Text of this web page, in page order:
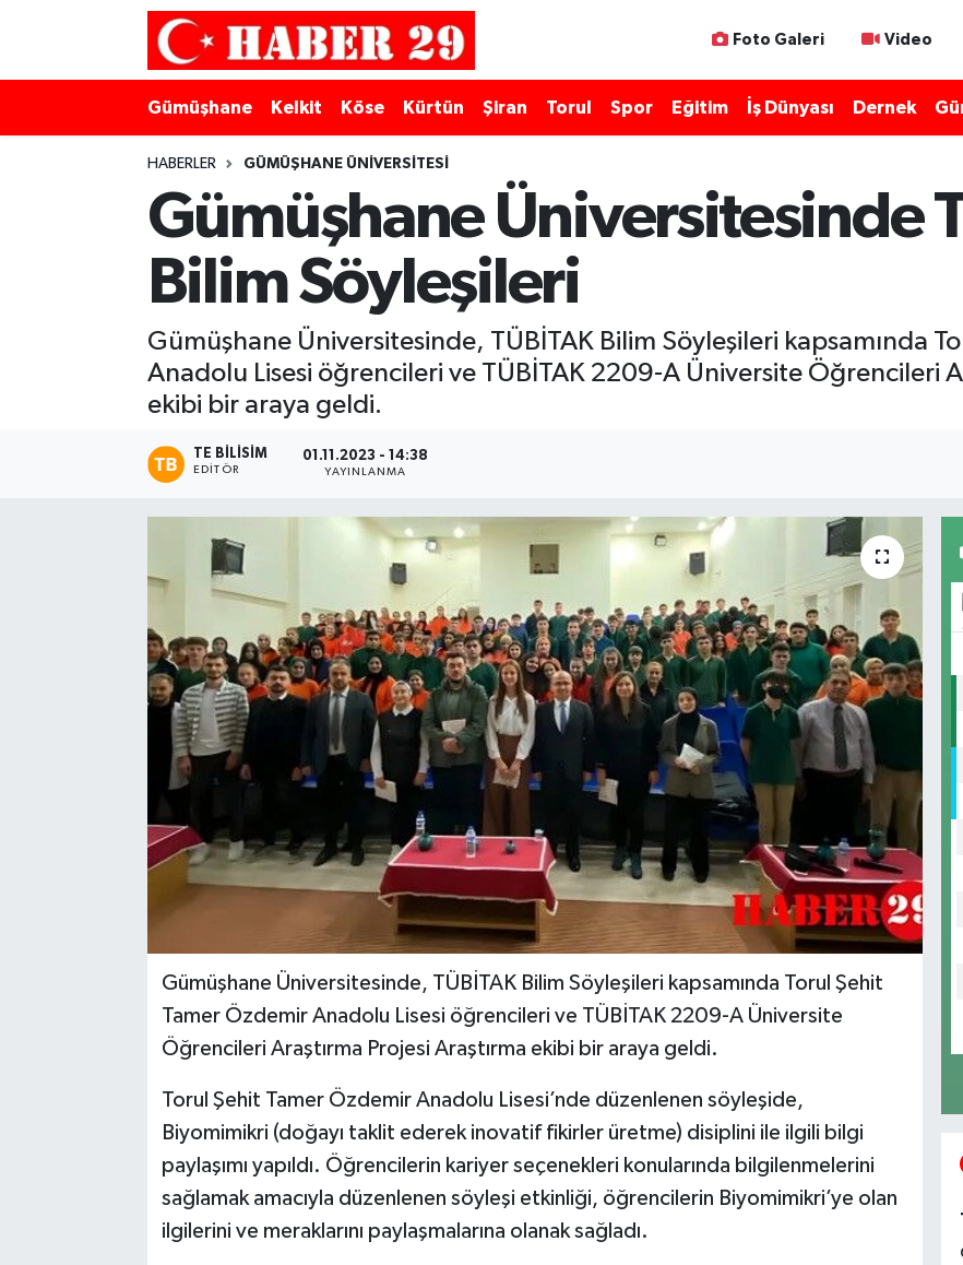
Foto Galeri Video
Gümüşhane Kelkit Köse Kürtün Şiran Torul Spor Eğitim İş Dünyası Dernek
HABERLER GÜMÜŞHANE ÜNIVERSITESI
Gümüşhane Üniversitesinde
Bilim Söyleşileri
Gümüşhane Üniversitesinde, TÜBİTAK Bilim Söyleşileri kapsamında
Anadolu Lisesi öğrencileri ve TÜBİTAK 2209-A Üniversite Öğrencileri
ekibi bir araya geldi.
TE BILISIM
EDITÖR
01.11.2023 - 14:38
YAYINLANMA
Gümüşhane Üniversitesinde, TÜBİTAK Bilim Söyleşileri kapsamında Torul Şehit
Tamer Özdemir Anadolu Lisesi öğrencileri ve TÜBİTAK 2209-A Üniversite
Öğrencileri Araştırma Projesi Araştırma ekibi bir araya geldi.
Torul Şehit Tamer Özdemir Anadolu Lisesi’nde düzenlenen söyleşide,
Biyomimikri (doğayı taklit ederek inovatif fikirler üretme) disiplini ile ilgili bilgi
paylaşımı yapıldı. Öğrencilerin kariyer seçenekleri konularında bilgilenmelerini
sağlamak amacıyla düzenlenen söyleşi etkinliği, öğrencilerin Biyomimikri’ye olan
ilgilerini ve meraklarını paylaşmalarına olanak sağladı.
Merkez Hava Durumu
Merkez Trafik Yoğunluk Haritası
Süper Lig Puan Durumu ve Fikstür
Son Dakika Haberleri
Haber Arşivi